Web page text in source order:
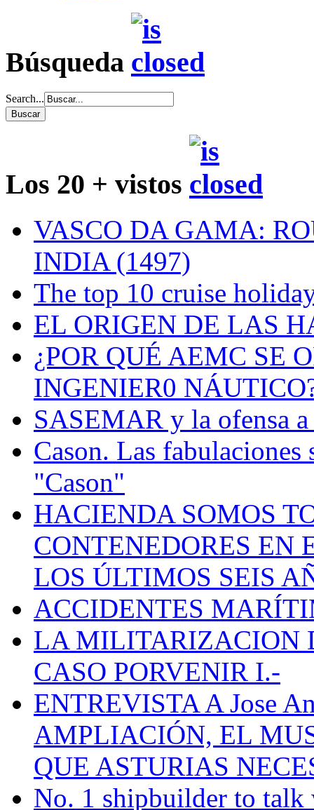
Búsqueda
Search...
Los 20 + vistos
VASCO DA GAMA:
INDIA (1497)
The top 10 cruise
EL ORIGEN DE LAS
¿POR QUÉ AEMC SE
INGENIER0
SASEMAR y la ofensa a
Cason. Las fabulaciones
"Cason"
HACIENDA SOMOS
CONTENEDORES EN
LOS ÚLTIMOS SEIS
ACCIDENTES
LA MILITARIZACION
CASO PORVENIR I.-
ENTREVISTA A Jose
AMPLIACIÓN, EL
QUE ASTURIAS
No. 1 shipbuilder to talk